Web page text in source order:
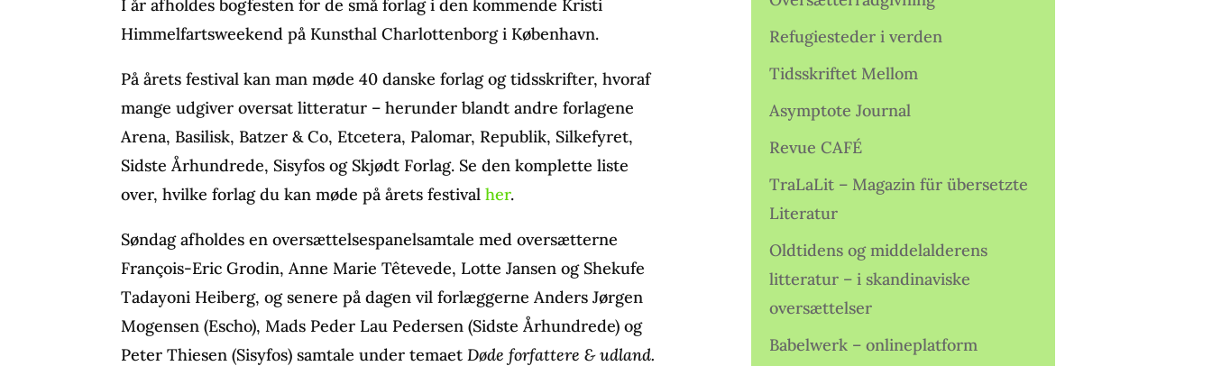
I år afholdes bogfesten for de små forlag i den kommende Kristi
Himmelfartsweekend på Kunsthal Charlottenborg i København.
På årets festival kan man møde 40 danske forlag og tidsskrifter, hvoraf
mange udgiver oversat litteratur – herunder blandt andre forlagene
Arena, Basilisk, Batzer & Co, Etcetera, Palomar, Republik, Silkefyret,
Sidste Århundrede, Sisyfos og Skjødt Forlag. Se den komplette liste
over, hvilke forlag du kan møde på årets festivalher.
Søndag afholdes en oversættelsespanelsamtale med oversætterne
François-Eric Grodin, Anne Marie Têtevede, Lotte Jansen og Shekufe
Tadayoni Heiberg, og senere på dagen vil forlæggerne Anders Jørgen
Mogensen (Escho), Mads Peder Lau Pedersen (Sidste Århundrede) og
Peter Thiesen (Sisyfos) samtale under temaetDøde forfattere & udland.
Refugiesteder i verden
Tidsskriftet Mellom
Asymptote Journal
Revue CAFÉ
TraLaLit – Magazin für übersetzte
Literatur
Oldtidens og middelalderens
litteratur – i skandinaviske
oversættelser
Babelwerk – onlineplatform